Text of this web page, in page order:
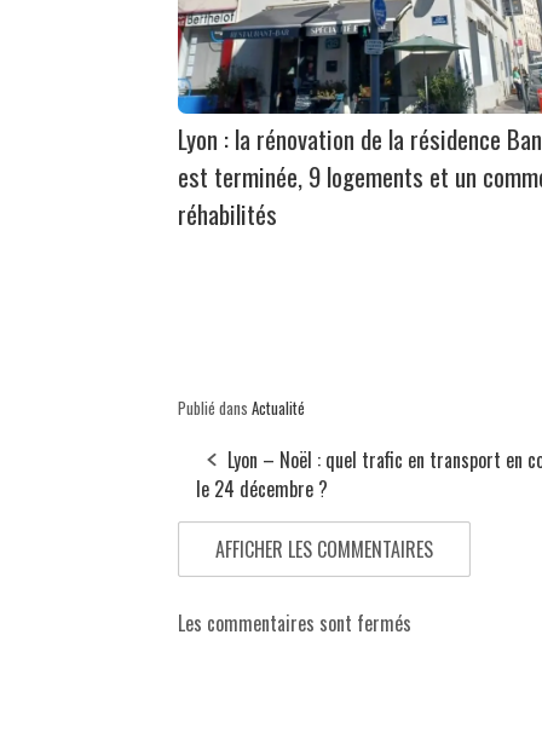
Lyon : la rénovation de la résidence
est terminée, 9 logements et un
réhabilités
Publié dans Actualité
Lyon – Noël : quel trafic en transport en
le 24 décembre ?
AFFICHER LES COMMENTAIRES
Les commentaires sont fermés